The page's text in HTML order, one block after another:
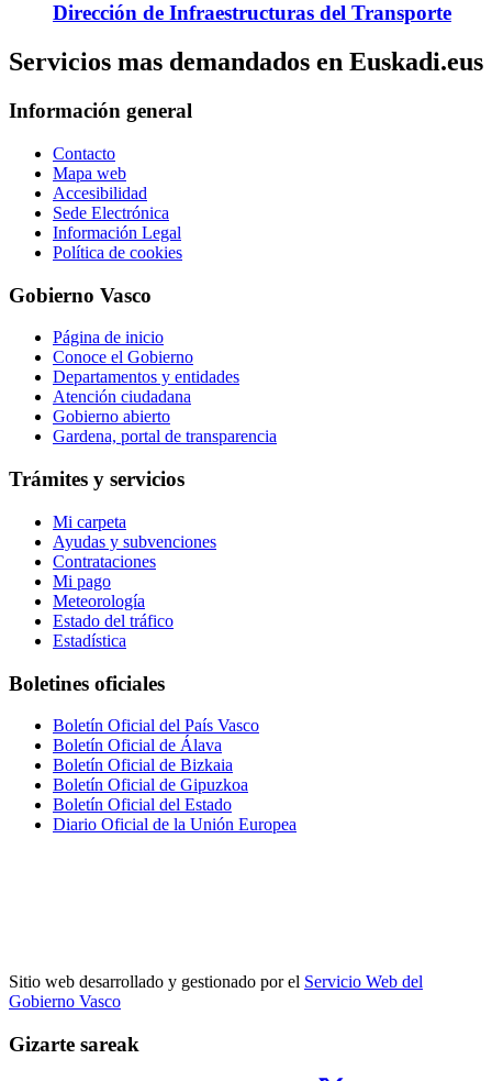
Dirección de Infraestructuras del Transporte
Servicios mas demandados en Euskadi.eus
Información general
Contacto
Mapa web
Accesibilidad
Sede Electrónica
Información Legal
Política de cookies
Gobierno Vasco
Página de inicio
Conoce el Gobierno
Departamentos y entidades
Atención ciudadana
Gobierno abierto
Gardena, portal de transparencia
Trámites y servicios
Mi carpeta
Ayudas y subvenciones
Contrataciones
Mi pago
Meteorología
Estado del tráfico
Estadística
Boletines oficiales
Boletín Oficial del País Vasco
Boletín Oficial de Álava
Boletín Oficial de Bizkaia
Boletín Oficial de Gipuzkoa
Boletín Oficial del Estado
Diario Oficial de la Unión Europea
Sitio web desarrollado y gestionado por el Servicio Web del
Gobierno Vasco
Gizarte sareak